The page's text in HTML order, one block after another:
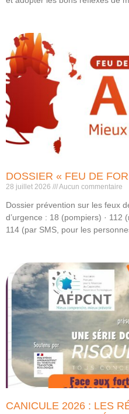
DOSSIER « FEU DE
28 juillet 2026 Aucun commentaire
Dossier prévention sur les feux
d’urgence : 18 (pompiers) · 112
114 (par SMS, pour les
CANICULE 2026 : LES